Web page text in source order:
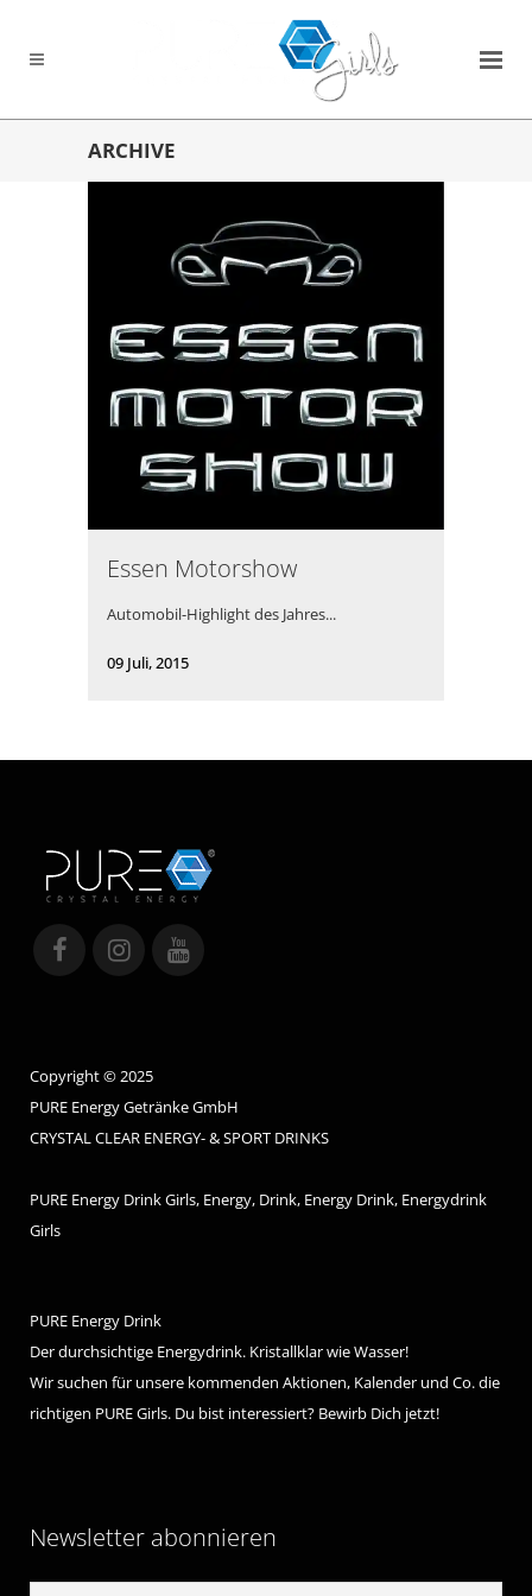
ARCHIVE
Essen Motorshow
Automobil-Highlight des Jahres...
09 Juli, 2015
Copyright © 2025
PURE Energy Getränke GmbH
CRYSTAL CLEAR ENERGY- & SPORT DRINKS
PURE Energy Drink Girls, Energy, Drink, Energy Drink, Energydrink
Girls
PURE Energy Drink
Der durchsichtige Energydrink. Kristallklar wie Wasser!
Wir suchen für unsere kommenden Aktionen, Kalender und Co. die
richtigen PURE Girls. Du bist interessiert? Bewirb Dich jetzt!
Newsletter abonnieren